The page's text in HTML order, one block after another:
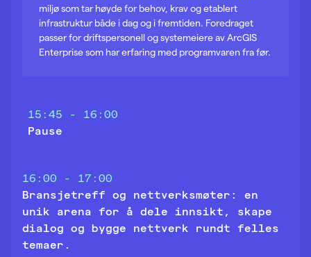
miljø som tar høyde for behov, krav og etablert
infrastruktur både i dag og i fremtiden. Foredraget
passer for driftspersonell og systemeiere av ArcGIS
Enterprise som har erfaring med programvaren fra før.
Pause
15:45 - 16:00
16:00 - 17:00
Bransjetreff og nettverksmøter: en
unik arena for å dele innsikt, skape
dialog og bygge nettverk rundt felles
temaer.